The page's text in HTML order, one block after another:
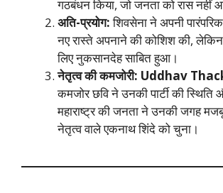
गठबंधन किया, जो जनता को रास नहीं
अति-प्रयोग:शिवसेना ने अपनी
नए रास्ते अपनाने की कोशिश की,
लिए नुकसानदेह साबित हुआ।
नेतृत्व की कमजोरी: Uddhav
कमजोर छवि ने उनकी पार्टी की स्थिति
महाराष्ट्र की जनता ने उनकी जगह
नेतृत्व वाले एकनाथ शिंदे को चुना।